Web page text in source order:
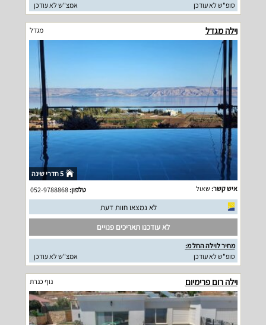
סופ"ש לא עודכן
אמצ"ש לא עודכן
וילה מגדל מגדל
5 חדרי שינה
איש קשר: שאול טלפון:052-9788868
לא נמצאו חוות דעת
לא עודכנו תאריכים פנויים
מחיר לוילה החל מ:
סופ"ש לא עודכן
אמצ"ש לא עודכן
וילה רום פרימיום נוף כנרת